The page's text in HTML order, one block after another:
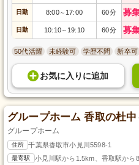
日勤 8:00～ 17:00 60分 募
日勤 10:10～ 19:10 60分 募
50代活躍 未経験可 学歴不問 新卒可
お気に入り に追加
グループホーム 香取の杜
グループホーム
住所 千葉県香取市小見川5598-1
最寄駅 小見川駅から1.5km、香取駅から